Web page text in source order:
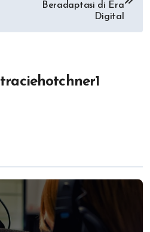
Beradaptasi di Era
Digital
traciehotchner1